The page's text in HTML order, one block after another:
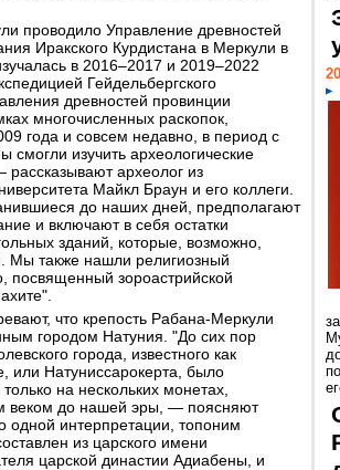
проводило Управление древностей
Иракского Курдистана в Меркули в
в 2016–2017 и 2019–2022
Гейдельбергского
древностей провинции
многочисленных раскопок,
года и совсем недавно, в период с
смогли изучить археологические
рассказывают археолог из
Майкл Браун и его коллеги.
до наших дней, предполагают
и включают в себя остатки
зданий, которые, возможно,
Мы также нашли религиозный
посвященный зороастрийской
что крепость Рабана-Меркули
городом Натуния. "До сих пор
города, известного как
или Натуниссарокерта, было
на нескольких монетах,
веком до нашей эры, — поясняют
одной интерпретации, топоним
из царского имени
царской династии Адиабены, и